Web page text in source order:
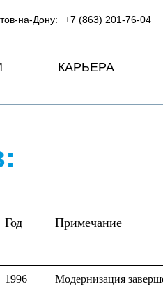
+7 (863) 201-76-04
на-Дону:
КАРЬЕРА
Год Примечание
1996 Модернизация